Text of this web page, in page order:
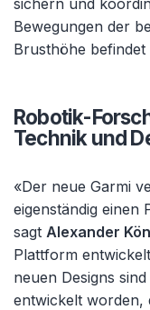
Bewegungen der
Brusthöhe befindet
Robotik-
Technik und
«Der neue Garmi
eigenständig einen
sagt Alexander
Plattform
neuen Designs
entwickelt worden,